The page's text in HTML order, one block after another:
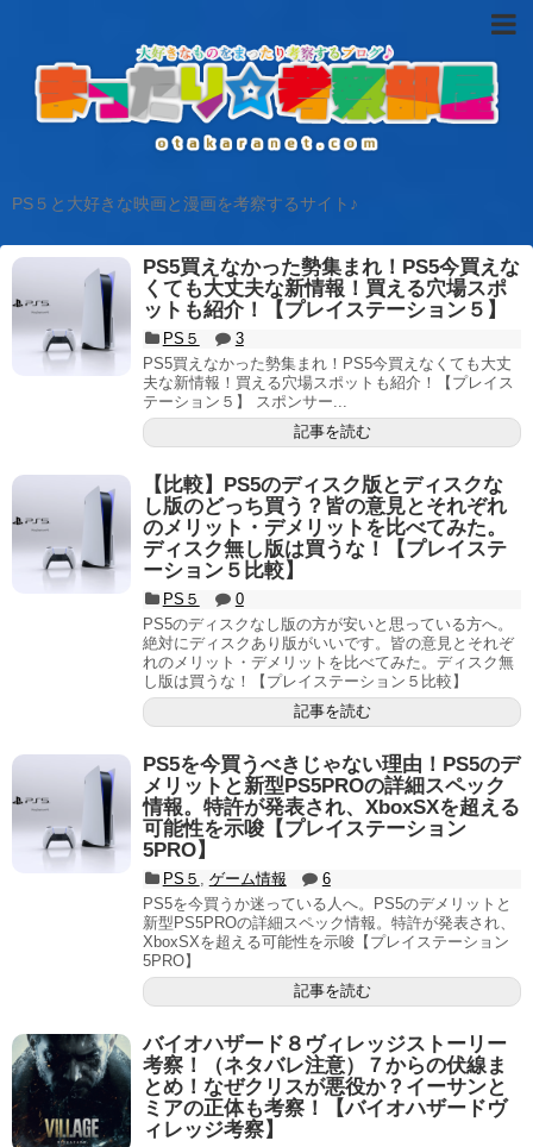
PS５と大好きな映画と漫画を考察するサイト♪
PS5買えなかった勢集まれ！PS5今買えな
くても大丈夫な新情報！買える穴場スポ
ットも紹介！【プレイステーション５】
PS５
3
PS5買えなかった勢集まれ！PS5今買えなくても大丈
夫な新情報！買える穴場スポットも紹介！【プレイス
テーション５】 スポンサー...
記事を読む
【比較】PS5のディスク版とディスクな
し版のどっち買う？皆の意見とそれぞれ
のメリット・デメリットを比べてみた。
ディスク無し版は買うな！【プレイステ
ーション５比較】
PS５
0
PS5のディスクなし版の方が安いと思っている方へ。
絶対にディスクあり版がいいです。皆の意見とそれぞ
れのメリット・デメリットを比べてみた。ディスク無
し版は買うな！【プレイステーション５比較】
記事を読む
PS5を今買うべきじゃない理由！PS5のデ
メリットと新型PS5PROの詳細スペック
情報。特許が発表され、XboxSXを超える
可能性を示唆【プレイステーション
5PRO】
PS５ ゲーム情報
6
PS5を今買うか迷っている人へ。PS5のデメリットと
新型PS5PROの詳細スペック情報。特許が発表され、
XboxSXを超える可能性を示唆【プレイステーション
5PRO】
記事を読む
バイオハザード８ヴィレッジストーリー
考察！（ネタバレ注意）７からの伏線ま
とめ！なぜクリスが悪役か？イーサンと
ミアの正体も考察！【バイオハザードヴ
ィレッジ考察】